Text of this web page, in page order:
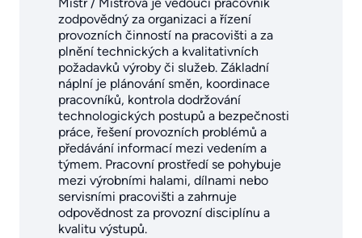
zodpovědný za organizaci a řízení
provozních činností na pracovišti a za
plnění technických a kvalitativních
požadavků výroby či služeb. Základní
náplní je plánování směn, koordinace
pracovníků, kontrola dodržování
technologických postupů a bezpečnosti
práce, řešení provozních problémů a
předávání informací mezi vedením a
týmem. Pracovní prostředí se pohybuje
mezi výrobními halami, dílnami nebo
servisními pracovišti a zahrnuje
odpovědnost za provozní disciplínu a
kvalitu výstupů.